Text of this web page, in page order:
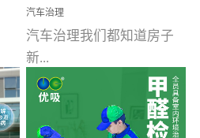
汽车治理
汽车治理我们都知道房子
新...
装修完会有甲醛，其实汽